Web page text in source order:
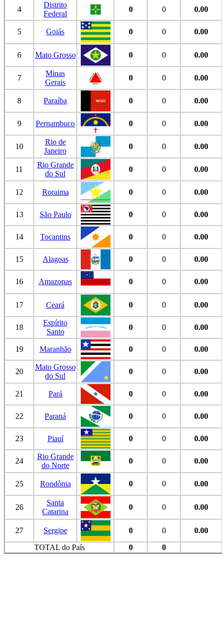
4
Distrito
Federal
0 0 0.00
5 Goiás 0 0 0.00
6 Mato Grosso 0 0 0.00
7
Minas
Gerais
0 0 0.00
8 Paraíba 0 0 0.00
9 Pernambuco 0 0 0.00
10
Rio de
Janeiro
0 0 0.00
11
Rio Grande
do Sul
0 0 0.00
12 Roraima 0 0 0.00
13 São Paulo 0 0 0.00
14 Tocantins 0 0 0.00
15 Alagoas 0 0 0.00
16 Amazonas 0 0 0.00
17 Ceará 0 0 0.00
18
Espírito
Santo
0 0 0.00
19 Maranhão 0 0 0.00
20
Mato Grosso
do Sul
0 0 0.00
21 Pará 0 0 0.00
22 Paraná 0 0 0.00
23 Piauí 0 0 0.00
24
Rio Grande
do Norte
0 0 0.00
25 Rondônia 0 0 0.00
26
Santa
Catarina
0 0 0.00
27 Sergipe 0 0
0.00
TOTAL do País
0 0